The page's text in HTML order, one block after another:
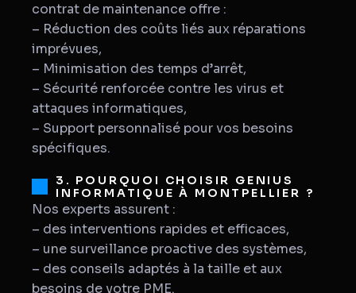
contrat de maintenance offre :
– Réduction des coûts liés aux réparations
imprévues,
– Minimisation des temps d’arrêt,
– Sécurité renforcée contre les virus et
attaques informatiques,
– Support personnalisé pour vos besoins
spécifiques.
3. POURQUOI CHOISIR GENIUS
INFORMATIQUE À MONTPELLIER ?
Nos experts assurent :
– des interventions rapides et efficaces,
– une surveillance proactive des systèmes,
– des conseils adaptés à la taille et aux
besoins de votre PME.